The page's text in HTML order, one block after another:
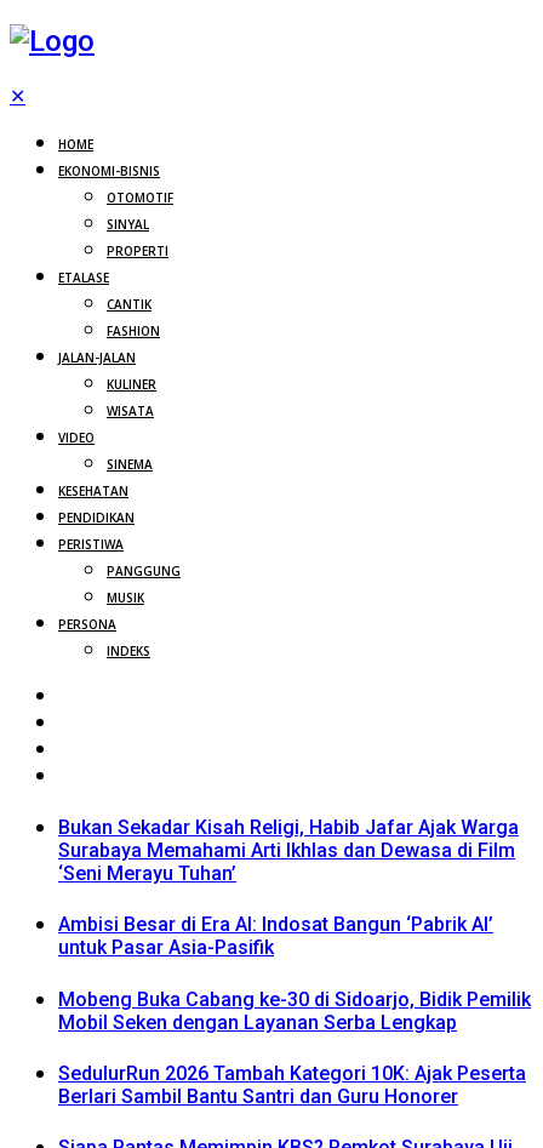
✕
HOME
EKONOMI-BISNIS
OTOMOTIF
SINYAL
PROPERTI
ETALASE
CANTIK
FASHION
JALAN-JALAN
KULINER
WISATA
VIDEO
SINEMA
KESEHATAN
PENDIDIKAN
PERISTIWA
PANGGUNG
MUSIK
PERSONA
INDEKS
Bukan Sekadar Kisah Religi, Habib Jafar Ajak Warga
Surabaya Memahami Arti Ikhlas dan Dewasa di Film
‘Seni Merayu Tuhan’
Ambisi Besar di Era AI: Indosat Bangun ‘Pabrik AI’
untuk Pasar Asia-Pasifik
Mobeng Buka Cabang ke-30 di Sidoarjo, Bidik Pemilik
Mobil Seken dengan Layanan Serba Lengkap
SedulurRun 2026 Tambah Kategori 10K: Ajak Peserta
Berlari Sambil Bantu Santri dan Guru Honorer